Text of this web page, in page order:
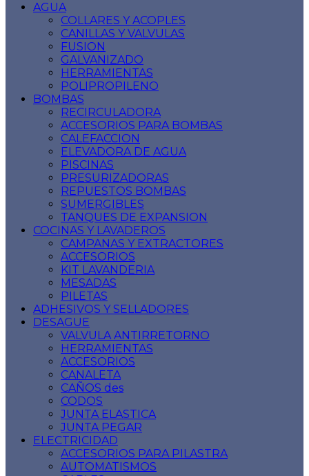
AGUA
COLLARES Y ACOPLES
CANILLAS Y VALVULAS
FUSION
GALVANIZADO
HERRAMIENTAS
POLIPROPILENO
BOMBAS
RECIRCULADORA
ACCESORIOS PARA BOMBAS
CALEFACCION
ELEVADORA DE AGUA
PISCINAS
PRESURIZADORAS
REPUESTOS BOMBAS
SUMERGIBLES
TANQUES DE EXPANSION
COCINAS Y LAVADEROS
CAMPANAS Y EXTRACTORES
ACCESORIOS
KIT LAVANDERIA
MESADAS
PILETAS
ADHESIVOS Y SELLADORES
DESAGUE
VALVULA ANTIRRETORNO
HERRAMIENTAS
ACCESORIOS
CANALETA
CAÑOS des
CODOS
JUNTA ELASTICA
JUNTA PEGAR
ELECTRICIDAD
ACCESORIOS PARA PILASTRA
AUTOMATISMOS